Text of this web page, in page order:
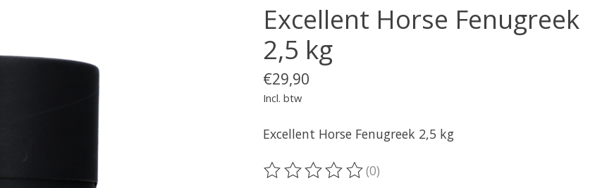
Excellent Horse Fenugreek
2,5 kg
€29,90
Incl. btw
Excellent Horse Fenugreek 2,5 kg
De beoordeling van dit product is
(0)